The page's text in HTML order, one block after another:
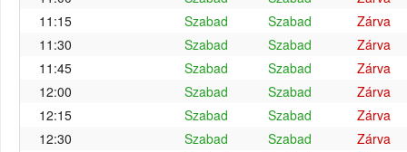
11:15
Szabad Szabad
Zárva
11:30
Szabad Szabad
Zárva
11:45
Szabad Szabad
Zárva
12:00
Szabad Szabad
Zárva
12:15
Szabad Szabad
Zárva
12:30
Szabad Szabad
Zárva